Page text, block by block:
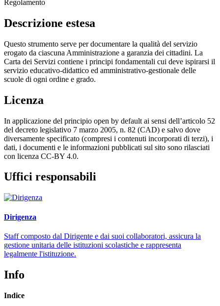
Regolamento
Descrizione estesa
Questo strumento serve per documentare la qualità del servizio
erogato da ciascuna Amministrazione a garanzia dei cittadini. La
Carta dei Servizi contiene i principi fondamentali cui deve ispirarsi il
servizio educativo-didattico ed amministrativo-gestionale delle
scuole di ogni ordine e grado.
Licenza
In applicazione del principio open by default ai sensi dell’articolo 52
del decreto legislativo 7 marzo 2005, n. 82 (CAD) e salvo dove
diversamente specificato (compresi i contenuti incorporati di terzi), i
dati, i documenti e le informazioni pubblicati sul sito sono rilasciati
con licenza CC-BY 4.0.
Uffici responsabili
Dirigenza
Staff composto dal Dirigente e dai suoi collaboratori, assicura la
gestione unitaria delle istituzioni scolastiche e rappresenta
legalmente l'istituzione.
Info
Indice